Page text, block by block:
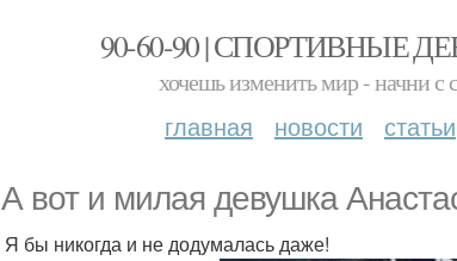
90-60-90 | СПОРТИВНЫЕ
хочешь изменить мир - начни с
главная новости статьи
А вот и милая девушка
Я бы никогда и не додумалась даже!